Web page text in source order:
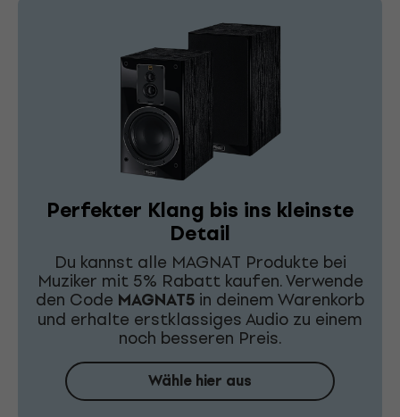
Perfekter Klang bis ins kleinste
Detail
Du kannst alle MAGNAT Produkte bei
Muziker mit 5% Rabatt kaufen. Verwende
den Code MAGNAT5 in deinem Warenkorb
und erhalte erstklassiges Audio zu einem
noch besseren Preis.
Wähle hier aus